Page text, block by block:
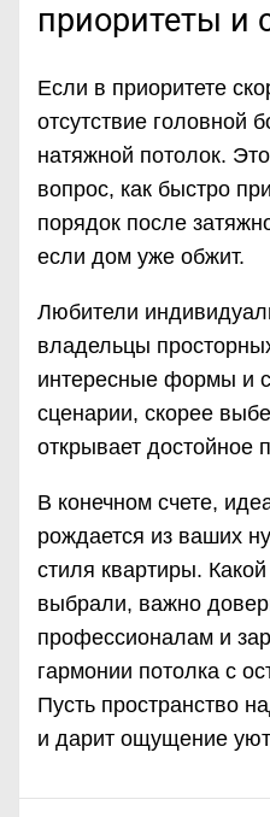
приоритеты и
Если в приоритете
отсутствие головной
натяжной потолок.
вопрос, как быстро
порядок после
если дом уже обжит.
Любители
владельцы
интересные формы и
сценарии, скорее
открывает достойное
В конечном счете,
рождается из ваших
стиля квартиры.
выбрали, важно
профессионалам и
гармонии потолка с
Пусть пространство
и дарит ощущение